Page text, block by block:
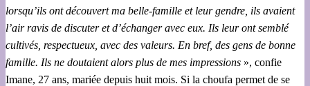
lorsqu’ils ont découvert ma belle-famille et leur gendre, ils avaient
l’air ravis de discuter et d’échanger avec eux. Ils leur ont semblé
cultivés, respectueux, avec des valeurs. En bref, des gens de bonne
famille. Ils ne doutaient alors plus de mes impressions », confie
Imane, 27 ans, mariée depuis huit mois. Si la choufa permet de se